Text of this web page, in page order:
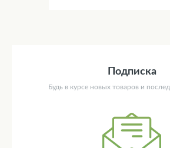
Подписка
Будь в курсе новых товаров и